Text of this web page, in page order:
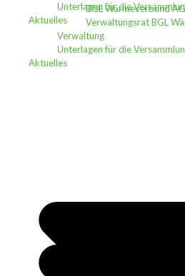
Unterlagen für die
Aktuelles
BGL Wärmeverbund AG
Verwaltungsrat BGL
Verwaltung
Unterlagen für die
Aktuelles